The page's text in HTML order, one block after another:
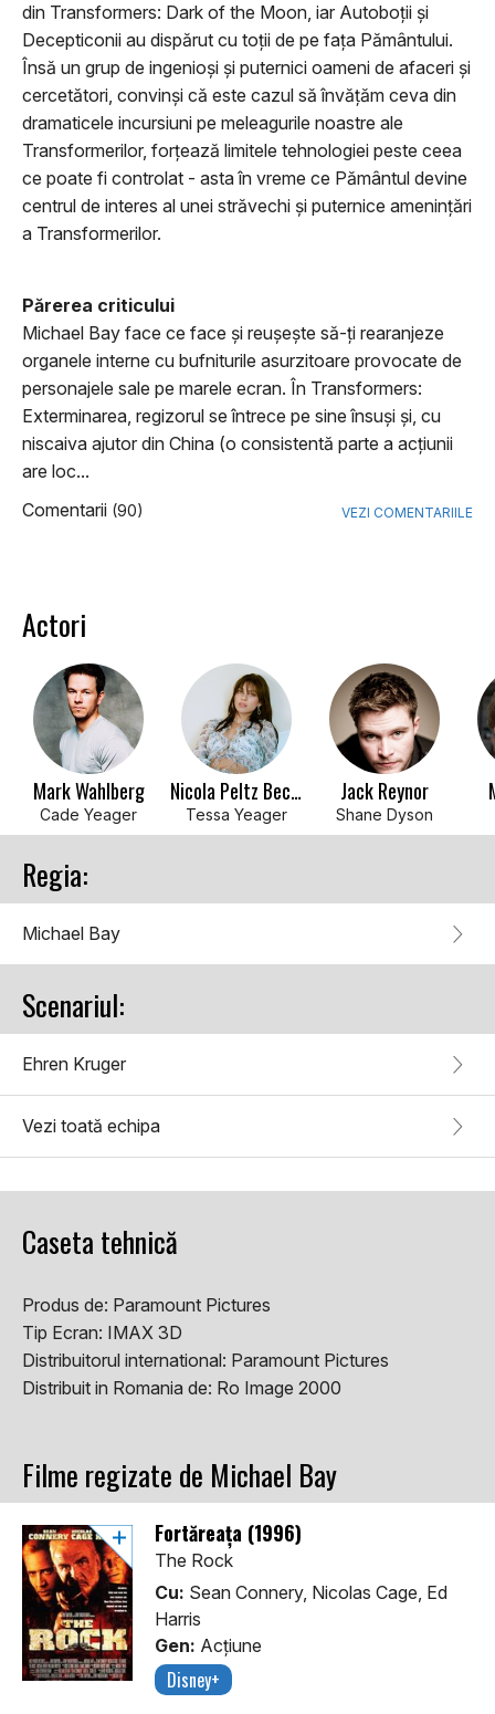
din Transformers: Dark of the Moon, iar Autoboții și
Decepticonii au dispărut cu toții de pe fața Pământului.
Însă un grup de ingenioși și puternici oameni de afaceri și
cercetători, convinși că este cazul să învățăm ceva din
dramaticele incursiuni pe meleagurile noastre ale
Transformerilor, forțează limitele tehnologiei peste ceea
ce poate fi controlat - asta în vreme ce Pământul devine
centrul de interes al unei străvechi și puternice amenințări
a Transformerilor.
Părerea criticului
Michael Bay face ce face şi reuşeşte să-ţi rearanjeze
organele interne cu bufniturile asurzitoare provocate de
personajele sale pe marele ecran. În Transformers:
Exterminarea, regizorul se întrece pe sine însuşi şi, cu
niscaiva ajutor din China (o consistentă parte a acţiunii
are loc...
Comentarii (90) VEZI COMENTARIILE
Actori
Mark Wahlberg
Cade Yeager
Nicola Peltz Beckham
Tessa Yeager
Jack Reynor
Shane Dyson
Regia:
Michael Bay
Scenariul:
Ehren Kruger
Vezi toată echipa
Caseta tehnică
Produs de: Paramount Pictures
Tip Ecran: IMAX 3D
Distribuitorul international: Paramount Pictures
Distribuit in Romania de: Ro Image 2000
Filme regizate de Michael Bay
Fortăreața (1996)
The Rock
Cu: Sean Connery, Nicolas Cage, Ed
Harris
Gen: Acţiune
Disney+